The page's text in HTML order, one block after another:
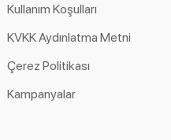
Kullanım Koşulları
KVKK Aydınlatma Metni
Çerez Politikası
Kampanyalar